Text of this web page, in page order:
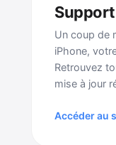
Un coup de
iPhone,
Retrouvez
mise à jour
Accéder au